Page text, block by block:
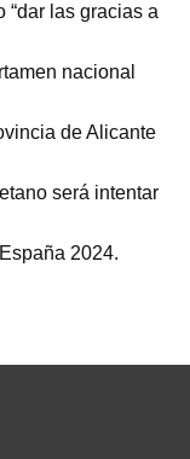
“dar las gracias a
nacional
de Alicante
será intentar
2024.